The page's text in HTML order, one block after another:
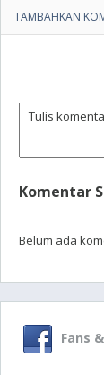
TAMBAHKAN
Komentar
Belum ada
Fans